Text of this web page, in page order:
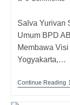
Salva Yurivan
Umum BPD
Membawa
Yogyakarta,…
Continue Reading